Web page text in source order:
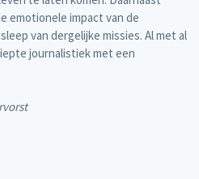
emotionele impact van de
van dergelijke missies. Al met al
journalistiek met een